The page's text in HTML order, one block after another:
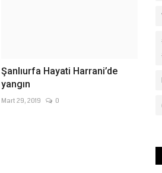
Şanlıurfa Hayati Harrani’de
yangın
Mart 29, 2019 0